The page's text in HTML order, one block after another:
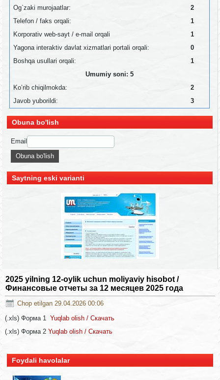
Og`zaki murojaatlar:
2
Telefon / faks orqali:
1
Korporativ web-sayt / e-mail orqali
1
Yagona interaktiv davlat xizmatlari portali orqali:
0
Boshqa usullari orqali:
1
Umumiy soni: 5
Ko’rib chiqilmokda:
2
Javob yuborildi:
3
Obuna bo'lish
Email
Saytning eski varianti
2025 yilning 12-oylik uchun moliyaviy hisobot /
Финансовые отчеты за 12 месяцев 2025 года
Chop etilgan 29.04.2026 00:06
(.xls) Форма 1 Yuqlab olish / Скачать
(.xls) Форма 2Yuqlab olish / Скачать
Foydali havolalar